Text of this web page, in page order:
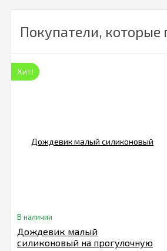
Покупатели, которые
Хит!
В наличии
Дождевик малый
силиконовый на прогулочную